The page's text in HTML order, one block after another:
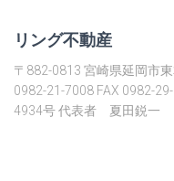
リング不動産
〒882-0813 宮崎県延岡市
0982-21-7008 FAX 0982-
4934号 代表者 夏田鋭一